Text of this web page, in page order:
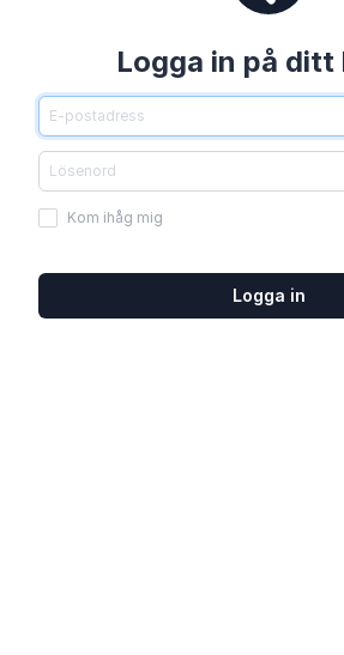
Logga in på ditt
Kom ihåg mig
Logga in